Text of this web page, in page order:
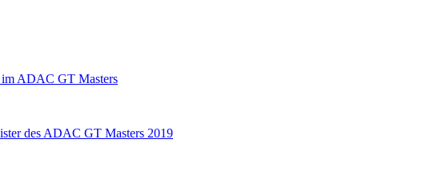
im ADAC GT Masters
des ADAC GT Masters 2019